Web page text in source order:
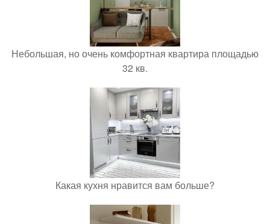
Небольшая, но очень комфортная квартира площадью
32 кв.
Какая кухня нравится вам больше?